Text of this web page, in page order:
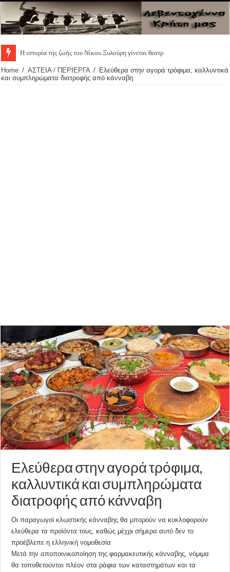
Η ιστορία της ζωής του Νίκου Ξυλούρη γίνεται θεατρική πα
Home / ΑΣΤΕΙΑ / ΠΕΡΙΕΡΓΑ / Ελεύθερα στην αγορά τρόφιμα, καλλυντικά
και συμπληρώματα διατροφής από κάνναβη
Ελεύθερα στην αγορά τρόφιμα,
καλλυντικά και συμπληρώματα
διατροφής από κάνναβη
Οι παραγωγοί κλωστικής κάνναβης θα μπορούν να κυκλοφορούν
ελεύθερα τα προϊόντα τους, καθώς μέχρι σήμερα αυτό δεν το
προέβλεπε η ελληνική νομοθεσία
Μετά την αποποινικοποίηση της φαρμακευτικής κάνναβης, νόμιμα
θα τοποθετούνται πλέον στα ράφια των καταστημάτων και τα